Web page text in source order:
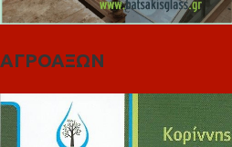
ΑΓΡΟΑΞΩΝ